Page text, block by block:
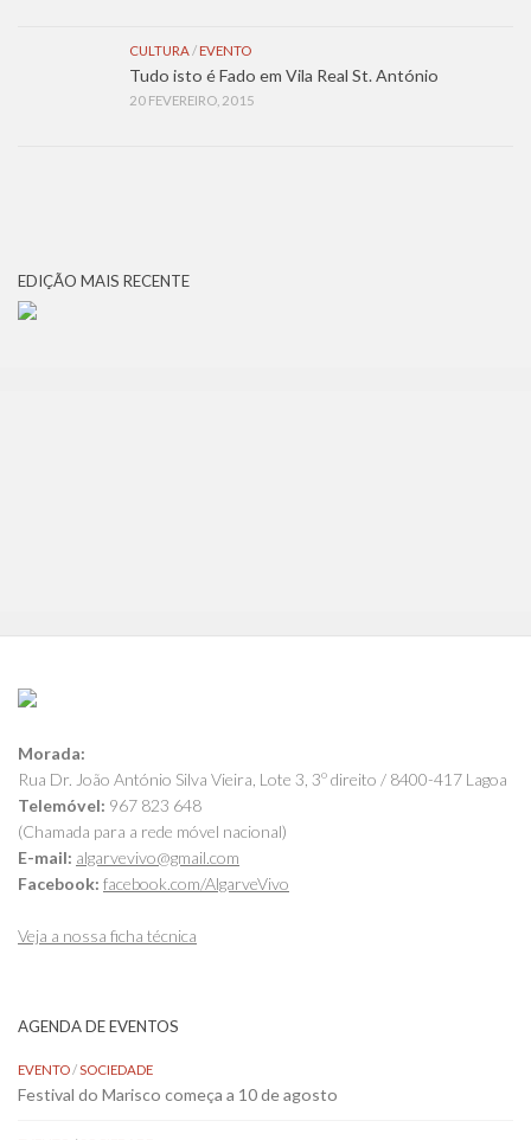
CULTURA/ EVENTO
Tudo isto é Fado em Vila Real St. António
20 FEVEREIRO, 2015
EDIÇÃO MAIS RECENTE
Morada:
Rua Dr. João António Silva Vieira, Lote 3, 3º direito / 8400-417 Lagoa
Telemóvel: 967 823 648
(Chamada para a rede móvel nacional)
E-mail: algarvevivo@gmail.com
Facebook: facebook.com/AlgarveVivo
Veja a nossa ficha técnica
AGENDA DE EVENTOS
EVENTO/SOCIEDADE
Festival do Marisco começa a 10 de agosto